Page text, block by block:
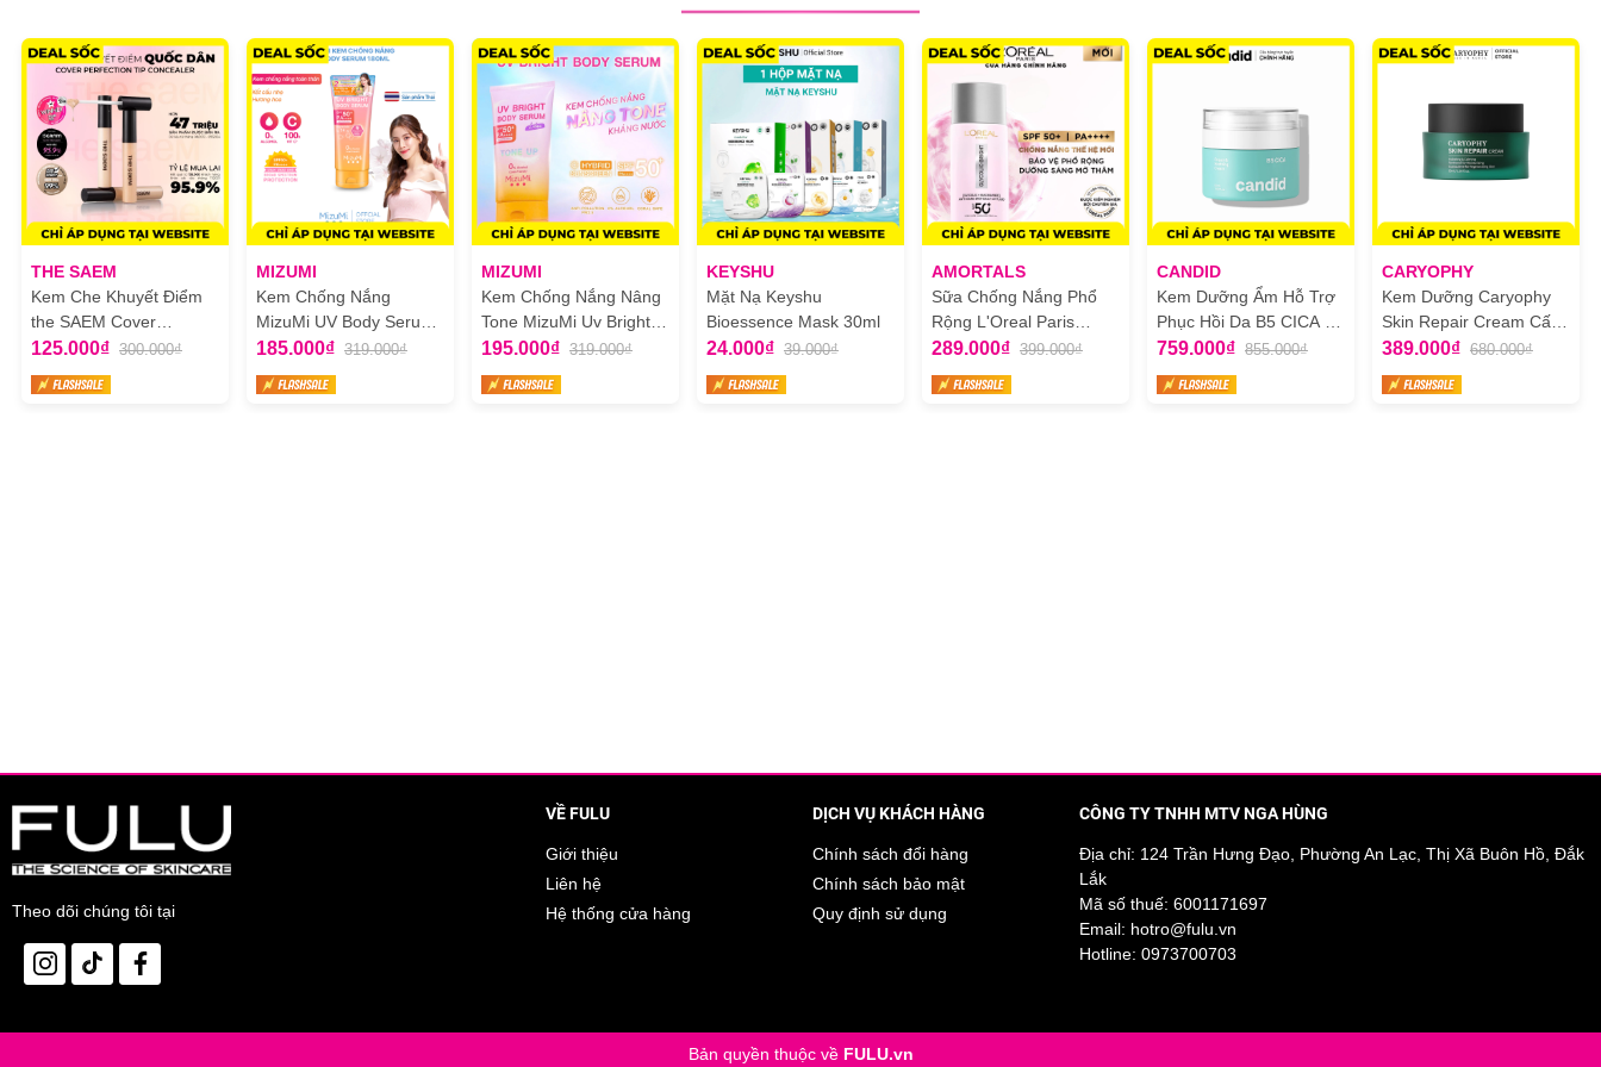
THE SAEM
Kem Che Khuyết Điểm
the SAEM Cover
Perfection Tip Concealer
6.5g
125.000₫ 300.000₫
MIZUMI
Kem Chống Nắng
MizuMi UV Body Serum
180ml
185.000₫ 319.000₫
MIZUMI
Kem Chống Nắng Nâng
Tone MizuMi Uv Bright
Body Serum Tone Up
120ml
195.000₫ 319.000₫
KEYSHU
Mặt Nạ Keyshu
Bioessence Mask 30ml
24.000₫ 39.000₫
AMORTALS
Sữa Chống Nắng Phổ
Rộng L'Oreal Paris
Glycolic Bright Anti Dark
Spot Mờ Thâm Nám
50ml
289.000₫ 399.000₫
CANDID
Kem Dưỡng Ẩm Hỗ Trợ
Phục Hồi Da B5 CICA -
Candid B5 CICA Repair
& Soothing Cream
759.000₫ 855.000₫
CARYOPHY
Kem Dưỡng Caryophy
Skin Repair Cream Cấp
Ẩm Và Phục Hồi Da
50ml
389.000₫ 680.000₫
Theo dõi chúng tôi tại
VỀ FULU
Giới thiệu
Liên hệ
Hệ thống cửa hàng
DỊCH VỤ KHÁCH HÀNG
Chính sách đổi hàng
Chính sách bảo mật
Quy định sử dụng
CÔNG TY TNHH MTV NGA HÙNG
Địa chỉ: 124 Trần Hưng Đạo, Phường An Lạc, Thị Xã Buôn Hồ, Đắk
Lắk
Mã số thuế: 6001171697
Email: hotro@fulu.vn
Hotline: 0973700703
Bản quyền thuộc về FULU.vn